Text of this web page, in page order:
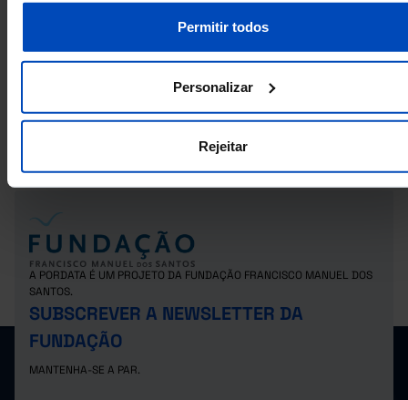
Política de Cookies.
Permitir todos
Personalizar
Rejeitar
RELACIONADOS
Votos nas eleições para a Assembleia da República: total, válidos,
Eleitores nas eleições para a Assembleia Legislativa da Região
A PORDATA É UM PROJETO DA FUNDAÇÃO FRANCISCO MANUEL DOS
SANTOS.
SUBSCREVER A NEWSLETTER DA
FUNDAÇÃO
MANTENHA-SE A PAR.